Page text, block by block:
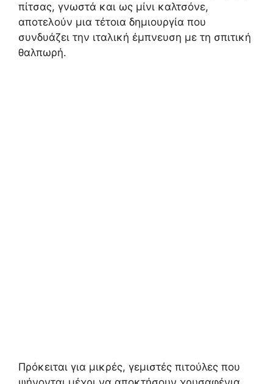
πίτσας, γνωστά και ως μίνι καλτσόνε,
αποτελούν μια τέτοια δημιουργία που
συνδυάζει την ιταλική έμπνευση με τη σπιτική
θαλπωρή.
Πρόκειται για μικρές, γεμιστές πιτούλες που